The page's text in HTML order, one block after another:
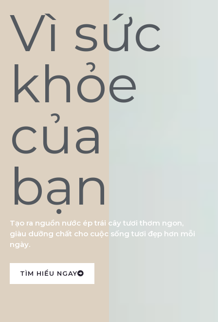
Vì sức
khỏe
của
bạn
Tạo ra nguồn nước ép trái cây tươi thơm ngon,
giàu dưỡng chất cho cuộc sống tươi đẹp hơn mỗi
ngày.
TÌM HIỂU NGAY